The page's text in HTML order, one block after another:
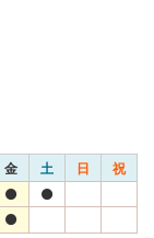
金 土 日 祝